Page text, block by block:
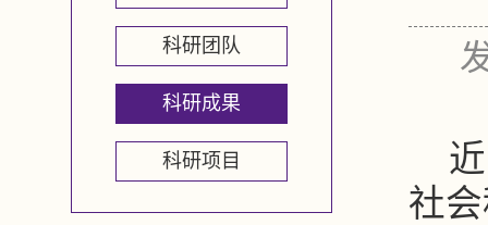
科研团队
科研成果
科研项目
社